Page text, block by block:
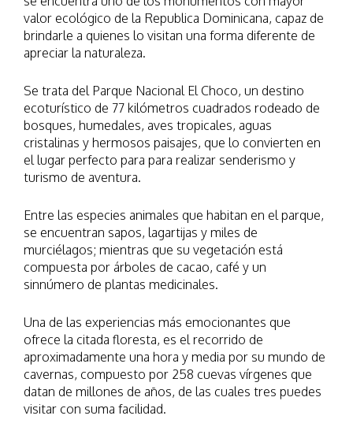
valor ecológico de la Republica Dominicana, capaz de
brindarle a quienes lo visitan una forma diferente de
apreciar la naturaleza.
Se trata del Parque Nacional El Choco, un destino
ecoturístico de 77 kilómetros cuadrados rodeado de
bosques, humedales, aves tropicales, aguas
cristalinas y hermosos paisajes, que lo convierten en
el lugar perfecto para para realizar senderismo y
turismo de aventura.
Entre las especies animales que habitan en el parque,
se encuentran sapos, lagartijas y miles de
murciélagos; mientras que su vegetación está
compuesta por árboles de cacao, café y un
sinnúmero de plantas medicinales.
Una de las experiencias más emocionantes que
ofrece la citada floresta, es el recorrido de
aproximadamente una hora y media por su mundo de
cavernas, compuesto por 258 cuevas vírgenes que
datan de millones de años, de las cuales tres puedes
visitar con suma facilidad.